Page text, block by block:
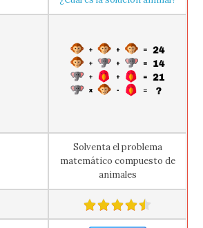
Solventa el problema
matemático compuesto de
animales